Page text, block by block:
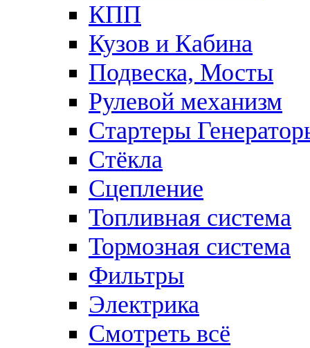
КПП
Кузов и Кабина
Подвеска, Мосты
Рулевой механизм
Стартеры
Стёкла
Сцепление
Топливная система
Тормозная система
Фильтры
Электрика
Смотреть всё